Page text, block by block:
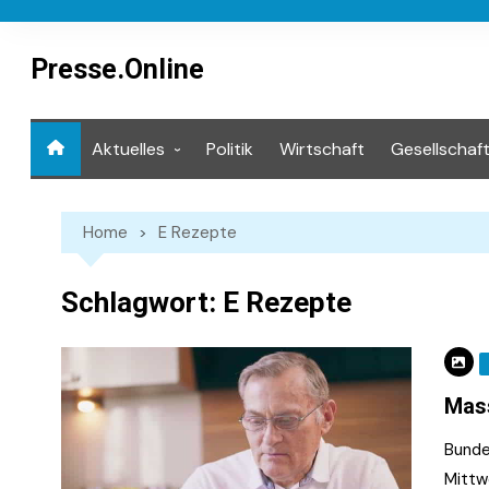
contentPresse.Online
Aktuelles Politik Wirtschaft Gesellschaft
Home E Rezepte
Schlagwort: E Rezepte